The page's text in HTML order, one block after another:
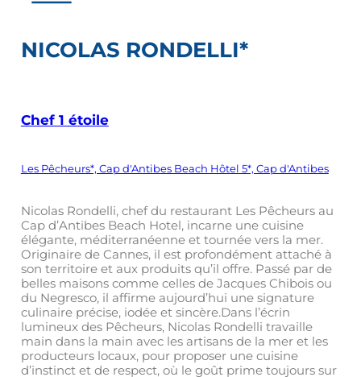
NICOLAS RONDELLI*
Chef 1 étoile
Les Pêcheurs*, Cap d'Antibes Beach Hôtel 5*, Cap d'Antibes
Nicolas Rondelli, chef du restaurant Les Pêcheurs au
Cap d’Antibes Beach Hotel, incarne une cuisine
élégante, méditerranéenne et tournée vers la mer.
Originaire de Cannes, il est profondément attaché à
son territoire et aux produits qu’il offre. Passé par de
belles maisons comme celles de Jacques Chibois ou
du Negresco, il affirme aujourd’hui une signature
culinaire précise, iodée et sincère.Dans l’écrin
lumineux des Pêcheurs, Nicolas Rondelli travaille
main dans la main avec les artisans de la mer et les
producteurs locaux, pour proposer une cuisine
d’instinct et de respect, où le goût prime toujours sur